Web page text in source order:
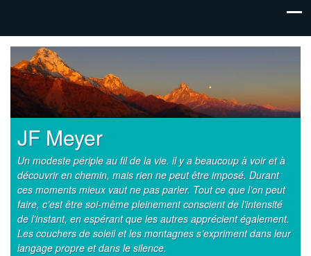
JF Meyer
Un modeste périple au fil de la vie. il y a beaucoup à voir et à
découvrir en chemin, mais rien ne peut être imposé. Durant
ces moments mieux vaut ne pas parler. Tout ce que l’on peut
faire, c’est être soi-même pleinement conscient de l’intensité
de l'instant, en espérant que les autres apprécient également.
Les couchers de soleil et les montagnes s’expriment dans leur
langage propre et dans le silence.